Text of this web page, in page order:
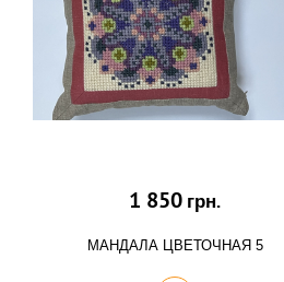
1 850 грн.
МАНДАЛА ЦВЕТОЧНАЯ 5